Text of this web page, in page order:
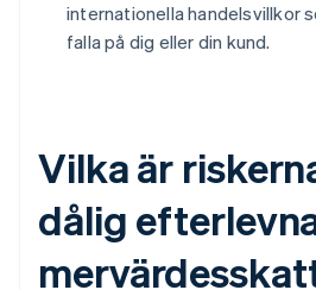
internationella handelsvillkor
falla på dig eller din kund.
Vilka är
dålig